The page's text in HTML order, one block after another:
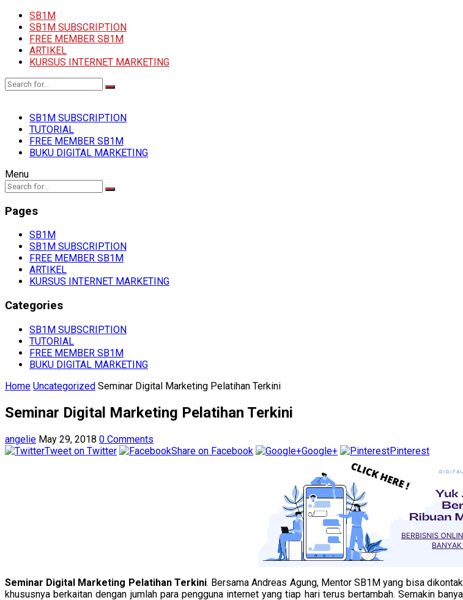
SB1M
SB1M SUBSCRIPTION
FREE MEMBER SB1M
ARTIKEL
KURSUS INTERNET MARKETING
SB1M SUBSCRIPTION
TUTORIAL
FREE MEMBER SB1M
BUKU DIGITAL MARKETING
Menu
Pages
SB1M
SB1M SUBSCRIPTION
FREE MEMBER SB1M
ARTIKEL
KURSUS INTERNET MARKETING
Categories
SB1M SUBSCRIPTION
TUTORIAL
FREE MEMBER SB1M
BUKU DIGITAL MARKETING
Home Uncategorized Seminar Digital Marketing Pelatihan Terkini
Seminar Digital Marketing Pelatihan Terkini
angelie May 29, 2018 0 Comments
Tweet on Twitter
Share on Facebook Google+ Pinterest
Seminar Digital Marketing Pelatihan Terkini. Bersama Andreas Agung, Mentor SB1M yang bisa
khususnya berkaitan dengan jumlah para pengguna internet yang tiap hari terus bertambah. Semakin